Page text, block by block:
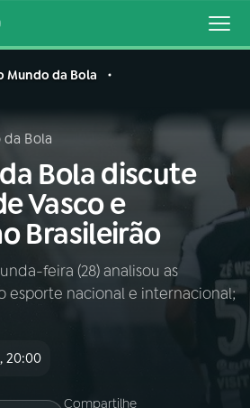
Buscar
AO VIVO
Mundo da Bola
Bola
Bola discute
Vasco e
Brasileirão
feira (28) analisou as
esporte nacional e internacional;
20:00
Compartilhe